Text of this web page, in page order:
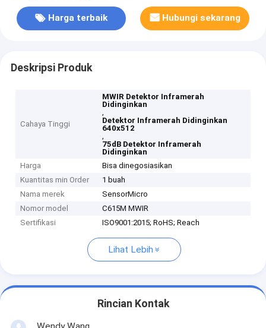
Harga terbaik Hubungi sekarang
Deskripsi Produk
Cahaya Tinggi
MWIR Detektor Inframerah
Didinginkan
,
Detektor Inframerah Didinginkan
640x512
,
75dB Detektor Inframerah
Didinginkan
Harga
Bisa dinegosiasikan
Kuantitas min Order
1 buah
Nama merek
SensorMicro
Nomor model
C615M MWIR
Sertifikasi
ISO9001:2015; RoHS; Reach
Lihat Lebih
Rincian Kontak